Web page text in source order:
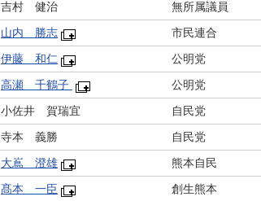
吉村 健治 無所属議員
山内 勝志 市民連合
伊藤 和仁 公明党
高瀬 千鶴子 公明党
小佐井 賀瑞宜 自民党
寺本 義勝 自民党
大嶌 澄雄 熊本自民
髙本 一臣 創生熊本